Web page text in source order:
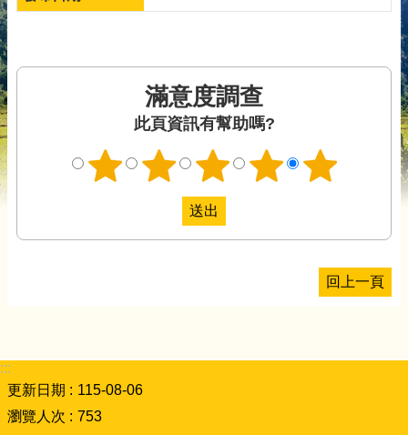
滿意度調查
此頁資訊有幫助嗎?
回上一頁
:::
更新日期
115-08-06
瀏覽人次
753